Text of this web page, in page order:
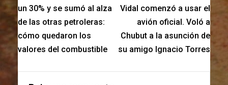
un 30% y se sumó al alza
de las otras petroleras:
cómo quedaron los
valores del combustible
Vidal comenzó a usar el
avión oficial. Voló a
Chubut a la asunción de
su amigo Ignacio Torres